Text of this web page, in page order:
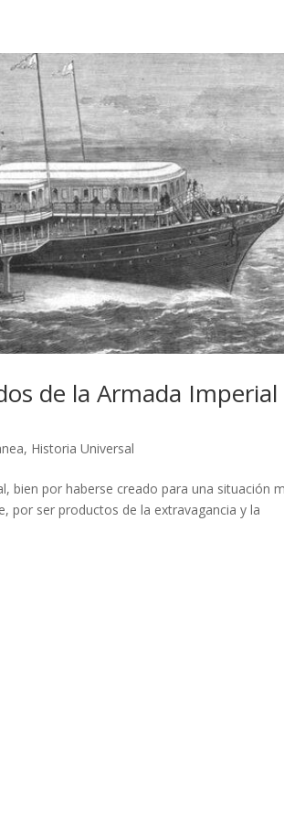
de la Armada Imperial
, Historia Universal
bien por haberse creado para una situación
por ser productos de la extravagancia y la